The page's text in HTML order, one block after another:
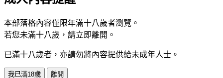
本部落格內容僅限年滿十八歲者瀏覽。
若您未滿十八歲，請立即離開。
已滿十八歲者，亦請勿將內容提供給未成年人士。
我已滿18歲 離開